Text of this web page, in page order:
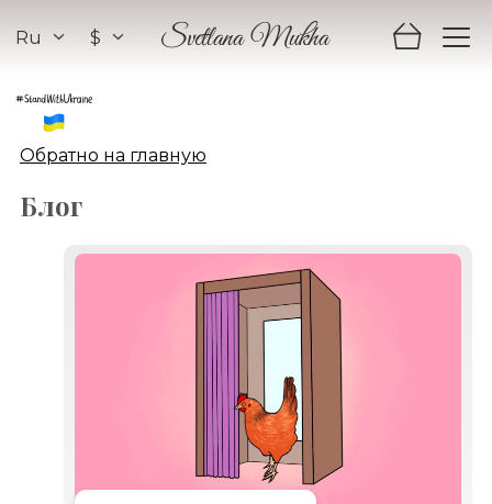
Svetlana Mukha
$
Ru
Обратно на главную
Блог